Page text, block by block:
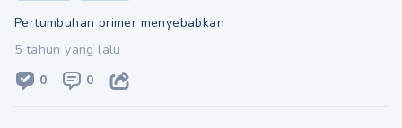
Pertumbuhan primer menyebabkan​
5 tahun yang lalu
0
0